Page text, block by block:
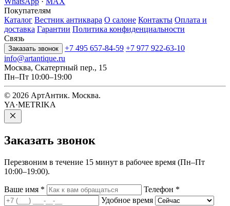
Покупателям
Каталог Вестник антиквара О салоне Контакты Оплата и
доставка Гарантии Политика конфиденциальности
Связь
Заказать звонок +7 495 657-84-59 +7 977 922-63-10
info@artantique.ru
Москва, Скатертный пер., 15
Пн–Пт 10:00–19:00
© 2026 АртАнтик. Москва.
YA·METRIKA
Заказать звонок
Перезвоним в течение 15 минут в рабочее время (Пн–Пт
10:00–19:00).
Ваше имя * Телефон *
Удобное время